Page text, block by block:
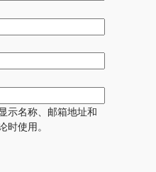
示名称、邮箱地址和
使用。